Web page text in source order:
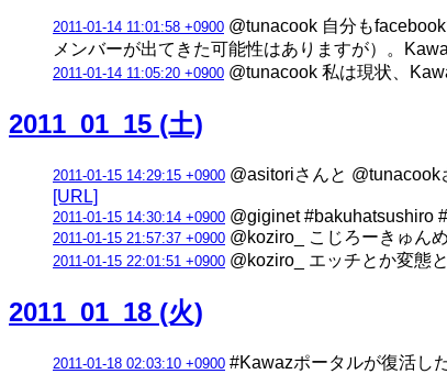
2011-01-14 11:01:58 +0900 @tunacook 自分も
メンバーが出てきた可能性はありますが）。
2011-01-14 11:05:20 +0900 @tunacook 私は現状、
2011_01_15 (土)
2011-01-15 14:29:15 +0900 @asitoriさんと
[URL]
2011-01-15 14:30:14 +0900 @giginet #bakuhatsushiro
2011-01-15 21:57:37 +0900 @koziro_ こじろーきゅん
2011-01-15 22:01:51 +0900 @koziro_ エッチとか変態
2011_01_18 (火)
2011-01-18 02:03:10 +0900 #Kawazポータルが復活し